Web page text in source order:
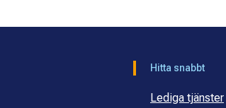
Hitta snabbt
Lediga tjänster